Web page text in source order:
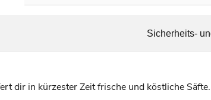
dir in kürzester Zeit frische und köstliche
Sicherheits-